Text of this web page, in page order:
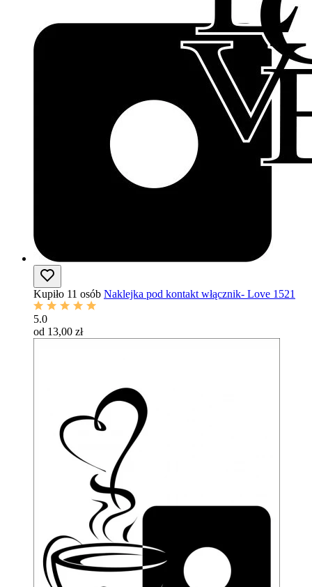
Kupiło 11 osób Naklejka pod kontakt włącznik- Love 1521
5.0
od 13,00 zł